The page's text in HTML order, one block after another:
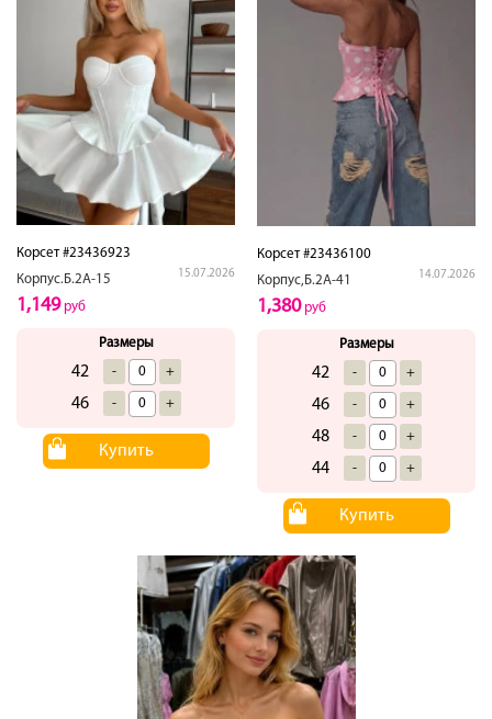
Корсет #23436923
Корпус.Б.2А-15
15.07.2026
1,149руб
Размеры
42 - +
46 - +
Купить
Корсет #23436100
Корпус,Б.2А-41
14.07.2026
1,380руб
Размеры
42 - +
46 - +
48 - +
44 - +
Купить